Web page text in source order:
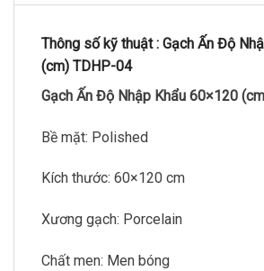
Thông số kỹ thuật : Gạch Ấn Độ
(cm) TDHP-04
Gạch Ấn Độ Nhập Khẩu 60×120
Bề mặt: Polished
Kích thước: 60×120 cm
Xương gạch: Porcelain
Chất men: Men bóng